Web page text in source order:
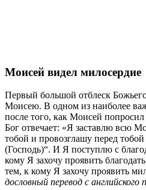
Моисей видел милосердие
Первый большой отблеск
Моисею. В одном из наиболее
после того, как Моисей попросил
Бог отвечает: «Я заставлю всю
тобой и провозглашу перед
(Господь)“. И Я поступлю с
кому Я захочу проявить
тем, к кому Я захочу проявить
дословный перевод с английского